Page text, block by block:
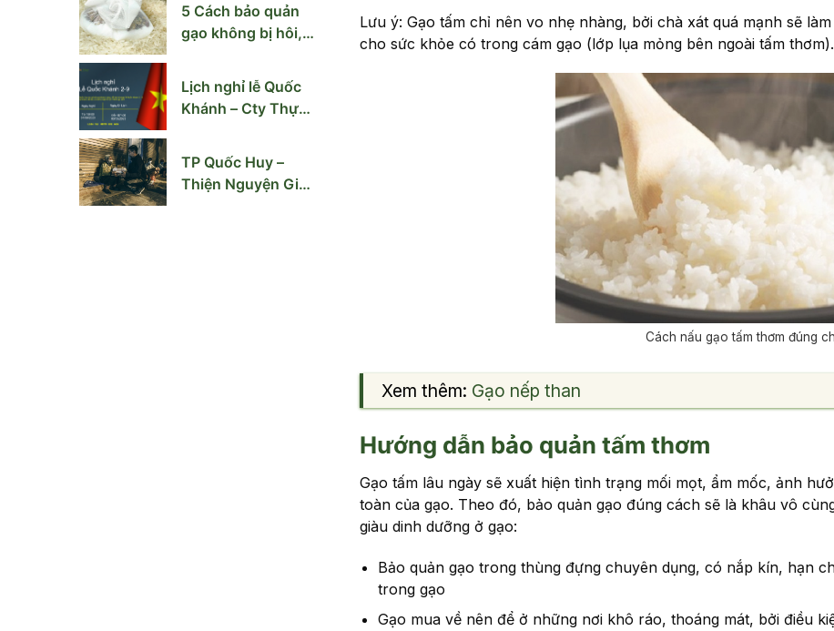
5 Cách bảo quản
gạo không bị hôi,
Lịch nghỉ lễ Quốc
Khánh – Cty Thực
TP Quốc Huy –
Thiện Nguyện Giúp
Lưu ý: Gạo tấm chỉ nên vo nhẹ nhàng, bởi chà xát quá mạnh sẽ
cho sức khỏe có trong cám gạo (lớp lụa mỏng bên ngoài tấm thơm).
Cách nấu gạo tấm thơm đúng
Xem thêm: Gạo nếp than
Hướng dẫn bảo quản tấm thơm
Gạo tấm lâu ngày sẽ xuất hiện tình trạng mối mọt, ẩm mốc, ảnh
toàn của gạo. Theo đó, bảo quản gạo đúng cách sẽ là khâu vô
giàu dinh dưỡng ở gạo:
Bảo quản gạo trong thùng đựng chuyên dụng, có nắp kín, hạn
trong gạo
Gạo mua về nên để ở những nơi khô ráo, thoáng mát, bởi điều